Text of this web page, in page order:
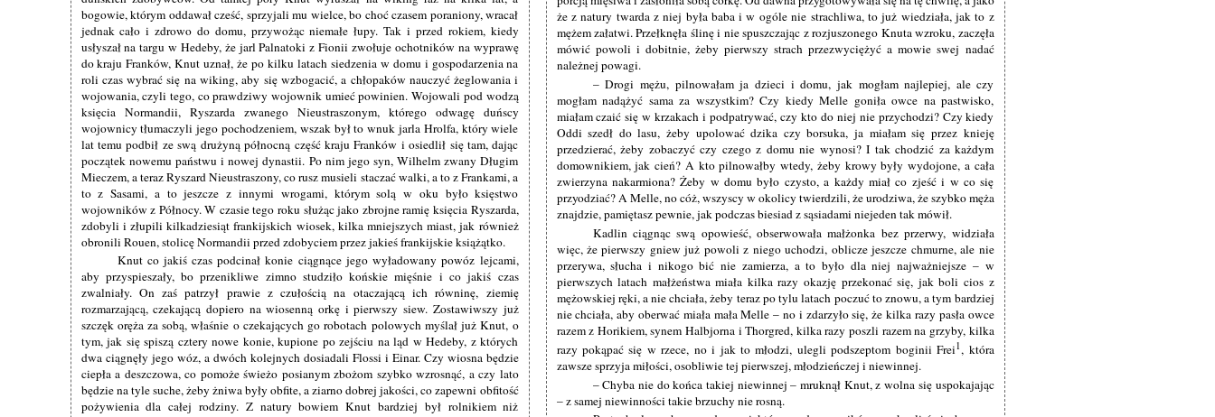
bogowie, którym oddawał cześć, sprzyjali mu wielce, bo choć czasem poraniony, wracał
jednak cało i zdrowo do domu, przywożąc niemałe łupy. Tak i przed rokiem, kiedy
usłyszał na targu w Hedeby, że jarl Palnatoki z Fionii zwołuje ochotników na wyprawę
do kraju Franków, Knut uznał, że po kilku latach siedzenia w domu i gospodarzenia na
roli czas wybrać się na wiking, aby się wzbogacić, a chłopaków nauczyć żeglowania i
wojowania, czyli tego, co prawdziwy wojownik umieć powinien. Wojowali pod wodzą
księcia Normandii, Ryszarda zwanego Nieustraszonym, którego odwagę duńscy
wojownicy tłumaczyli jego pochodzeniem, wszak był to wnuk jarla Hrolfa, który wiele
lat temu podbił ze swą drużyną północną część kraju Franków i osiedlił się tam, dając
początek nowemu państwu i nowej dynastii. Po nim jego syn, Wilhelm zwany Długim
Mieczem, a teraz Ryszard Nieustraszony, co rusz musieli staczać walki, a to z Frankami, a
to z Sasami, a to jeszcze z innymi wrogami, którym solą w oku było księstwo
wojowników z Północy. W czasie tego roku służąc jako zbrojne ramię księcia Ryszarda,
zdobyli i złupili kilkadziesiąt frankijskich wiosek, kilka mniejszych miast, jak również
obronili Rouen, stolicę Normandii przed zdobyciem przez jakieś frankijskie książątko.
Knut co jakiś czas podcinał konie ciągnące jego wyładowany powóz lejcami,
aby przyspieszały, bo przenikliwe zimno studziło końskie mięśnie i co jakiś czas
zwalniały. On zaś patrzył prawie z czułością na otaczającą ich równinę, ziemię
rozmarzającą, czekającą dopiero na wiosenną orkę i pierwszy siew. Zostawiwszy już
szczęk oręża za sobą, właśnie o czekających go robotach polowych myślał już Knut, o
tym, jak się spiszą cztery nowe konie, kupione po zejściu na ląd w Hedeby, z których
dwa ciągnęły jego wóz, a dwóch kolejnych dosiadali Flossi i Einar. Czy wiosna będzie
ciepła a deszczowa, co pomoże świeżo posianym zbożom szybko wzrosnąć, a czy lato
będzie na tyle suche, żeby żniwa były obfite, a ziarno dobrej jakości, co zapewni obfitość
pożywienia dla całej rodziny. Z natury bowiem Knut bardziej był rolnikiem niż
że z natury twarda z niej była baba i w ogóle nie strachliwa, to już wiedziała, jak to z
mężem załatwi. Przełknęła ślinę i nie spuszczając z rozjuszonego Knuta wzroku, zaczęła
mówić powoli i dobitnie, żeby pierwszy strach przezwyciężyć a mowie swej nadać
należnej powagi.
– Drogi mężu, pilnowałam ja dzieci i domu, jak mogłam najlepiej, ale czy
mogłam nadążyć sama za wszystkim? Czy kiedy Melle goniła owce na pastwisko,
miałam czaić się w krzakach i podpatrywać, czy kto do niej nie przychodzi? Czy kiedy
Oddi szedł do lasu, żeby upolować dzika czy borsuka, ja miałam się przez knieję
przedzierać, żeby zobaczyć czy czego z domu nie wynosi? I tak chodzić za każdym
domownikiem, jak cień? A kto pilnowałby wtedy, żeby krowy były wydojone, a cała
zwierzyna nakarmiona? Żeby w domu było czysto, a każdy miał co zjeść i w co się
przyodziać? A Melle, no cóż, wszyscy w okolicy twierdzili, że urodziwa, że szybko męża
znajdzie, pamiętasz pewnie, jak podczas biesiad z sąsiadami niejeden tak mówił.
Kadlin ciągnąc swą opowieść, obserwowała małżonka bez przerwy, widziała
więc, że pierwszy gniew już powoli z niego uchodzi, oblicze jeszcze chmurne, ale nie
przerywa, słucha i nikogo bić nie zamierza, a to było dla niej najważniejsze – w
pierwszych latach małżeństwa miała kilka razy okazję przekonać się, jak boli cios z
mężowskiej ręki, a nie chciała, żeby teraz po tylu latach poczuć to znowu, a tym bardziej
nie chciała, aby oberwać miała mała Melle – no i zdarzyło się, że kilka razy pasła owce
razem z Horikiem, synem Halbjorna i Thorgred, kilka razy poszli razem na grzyby, kilka
razy pokąpać się w rzece, no i jak to młodzi, ulegli podszeptom boginii Frei1, która
zawsze sprzyja miłości, osobliwie tej pierwszej, młodzieńczej i niewinnej.
– Chyba nie do końca takiej niewinnej – mruknął Knut, z wolna się uspokajając
– z samej niewinności takie brzuchy nie rosną.